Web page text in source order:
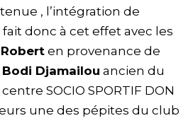
, l’intégration de
donc à cet effet avec les
en provenance de
Bodi Djamailou ancien du
SOCIO SPORTIF DON
une des pépites du club